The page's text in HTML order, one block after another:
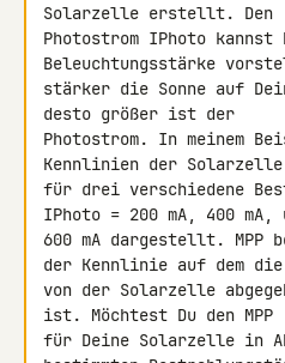
Solarzelle erstellt. Den
Photostrom IPhoto
Beleuchtungsstärke
stärker die Sonne auf
desto größer ist der
Photostrom. In meinem
Kennlinien der Solarzelle
für drei verschiedene
IPhoto = 200 mA, 400 mA,
600 mA dargestellt. MPP
der Kennlinie auf dem die
von der Solarzelle
ist. Möchtest Du den MPP
für Deine Solarzelle in